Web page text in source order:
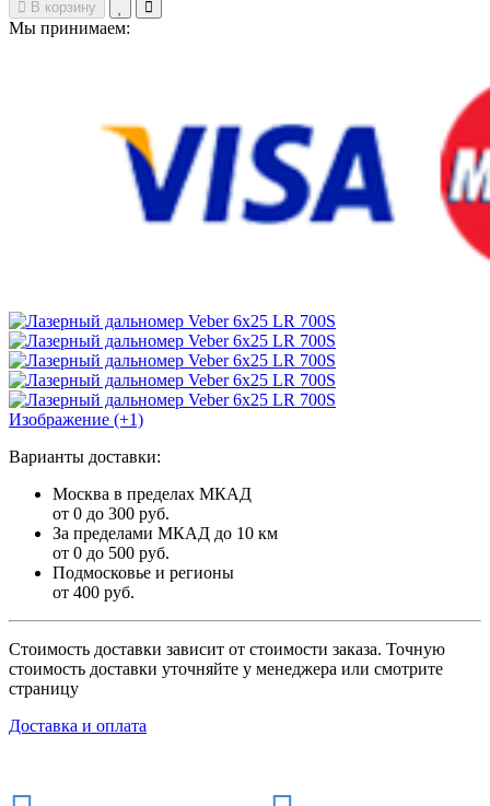
В корзину
Мы принимаем:
Изображение (+1)
Варианты доставки:
Москва в пределах МКАД
от 0 до 300 руб.
За пределами МКАД до 10 км
от 0 до 500 руб.
Подмосковье и регионы
от 400 руб.
Стоимость доставки зависит от стоимости заказа. Точную
стоимость доставки уточняйте у менеджера или смотрите
страницу
Доставка и оплата